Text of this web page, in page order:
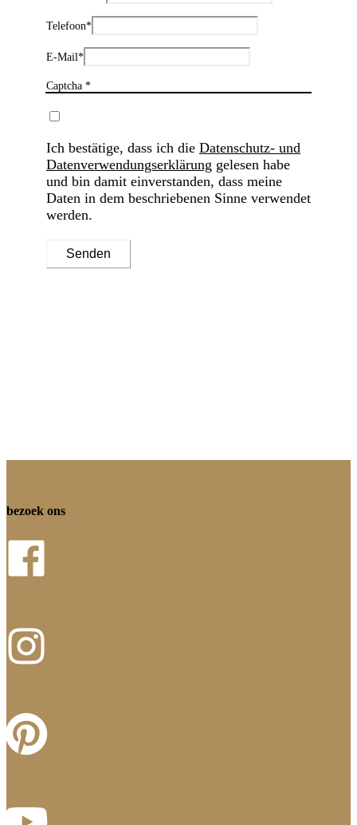
Telefoon*
E-Mail*
Captcha *
Ich bestätige, dass ich die Datenschutz- und
Datenverwendungserklärung gelesen habe
und bin damit einverstanden, dass meine
Daten in dem beschriebenen Sinne verwendet
werden.
Senden
bezoek ons